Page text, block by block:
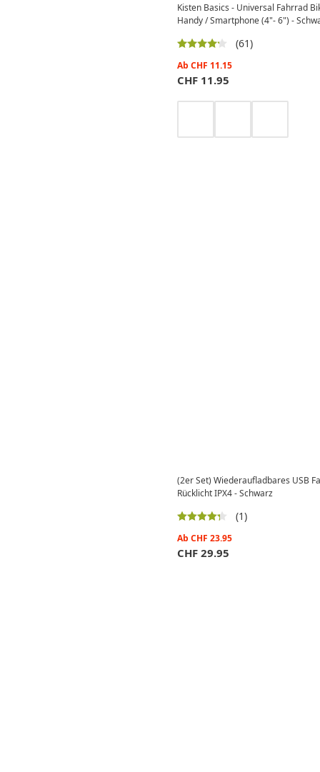
Kisten Basics - Universal Fahrrad
Handy / Smartphone (4"- 6") -
(61)
Ab CHF 11.15
CHF 11.95
(2er Set) Wiederaufladbares USB
Rücklicht IPX4 - Schwarz
(1)
Ab CHF 23.95
CHF 29.95